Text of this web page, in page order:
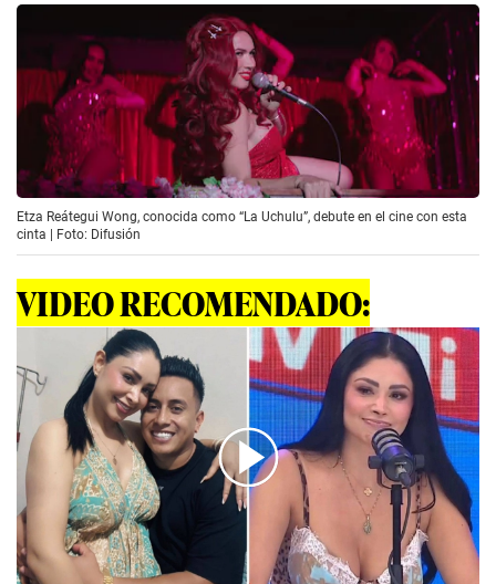
Etza Reátegui Wong, conocida como “La Uchulu”, debute en el cine con esta
cinta | Foto: Difusión
VIDEO RECOMENDADO:
00:00/04:08